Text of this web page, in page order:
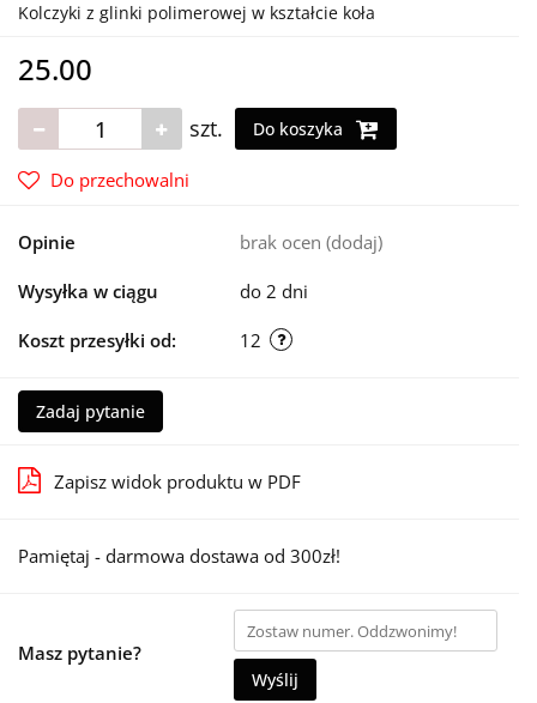
Kolczyki z glinki polimerowej w kształcie koła
25.00
szt. Do koszyka
Do przechowalni
Opinie brak ocen (dodaj)
Wysyłka w ciągu do 2 dni
Koszt przesyłki od: 12
Zadaj pytanie
Zapisz widok produktu w PDF
Pamiętaj - darmowa dostawa od 300zł!
Masz pytanie?
Wyślij